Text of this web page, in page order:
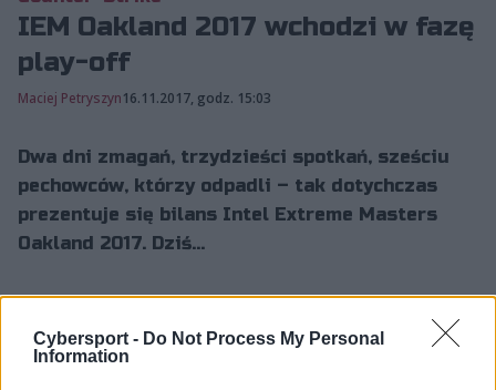
Cybersport - Do Not Process My Personal
Information
IEM Oakland 2017 wchodzi w fazę
play-off
Maciej Petryszyn16.11.2017, godz. 15:03
Dwa dni zmagań, trzydzieści spotkań, sześciu
pechowców, którzy odpadli – tak dotychczas
prezentuje się bilans Intel Extreme Masters
Oakland 2017. Dziś...
Dwa dni zmagań, trzydzieści spotkań, sześciu
pechowców, którzy odpadli – tak dotychczas prezentuje